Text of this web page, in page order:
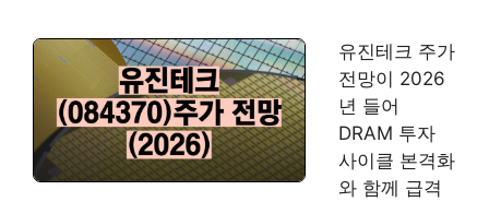
유진테크 주가
전망이 2026
년 들어
DRAM 투자
사이클 본격화
와 함께 급격